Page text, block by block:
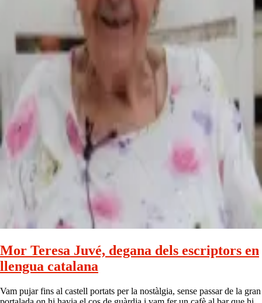
Mor Teresa Juvé, degana dels escriptors en
llengua catalana
Vam pujar fins al castell portats per la nostàlgia, sense passar de la gran